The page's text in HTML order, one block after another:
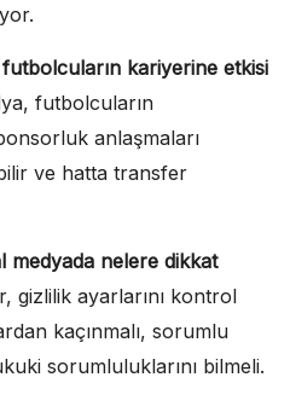
kariyerine etkisi
futbolcuların
anlaşmaları
ve hatta transfer
medyada nelere dikkat
gizlilik ayarlarını kontrol
kaçınmalı, sorumlu
sorumluluklarını bilmeli.